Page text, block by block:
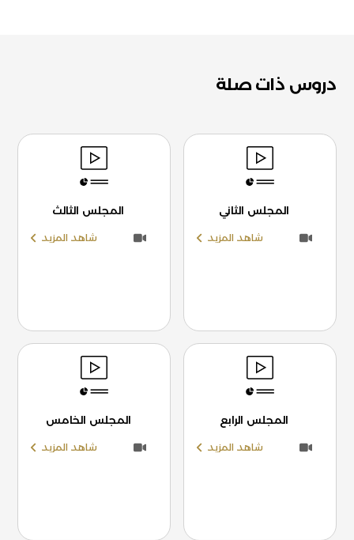
دروس ذات صلة
المجلس الثاني
شاهد المزيد
المجلس الثالث
شاهد المزيد
المجلس الرابع
شاهد المزيد
المجلس الخامس
شاهد المزيد